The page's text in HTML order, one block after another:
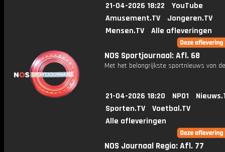
21-04-2026 18:22
YouTube
Amusement.TV
Jongeren.TV
Mensen.TV
Alle afleveringen
NOS Sportjournaal: Afl. 68
Met het belangrijkste sportnieuws van
21-04-2026 18:20 NPO1
Sporten.TV
Voetbal.TV
Alle afleveringen
NOS Journaal Regio: Afl. 77